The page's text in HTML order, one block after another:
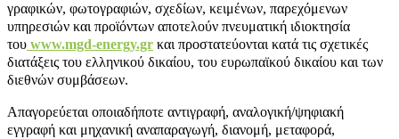
γραφικών, φωτογραφιών, σχεδίων, κειμένων, παρεχόμενων
υπηρεσιών και προϊόντων αποτελούν πνευματική ιδιοκτησία
του www.mgd-energy.gr και προστατεύονται κατά τις σχετικές
διατάξεις του ελληνικού δικαίου, του ευρωπαϊκού δικαίου και των
διεθνών συμβάσεων.
Απαγορεύεται οποιαδήποτε αντιγραφή, αναλογική/ψηφιακή
εγγραφή και μηχανική αναπαραγωγή, διανομή, μεταφορά,